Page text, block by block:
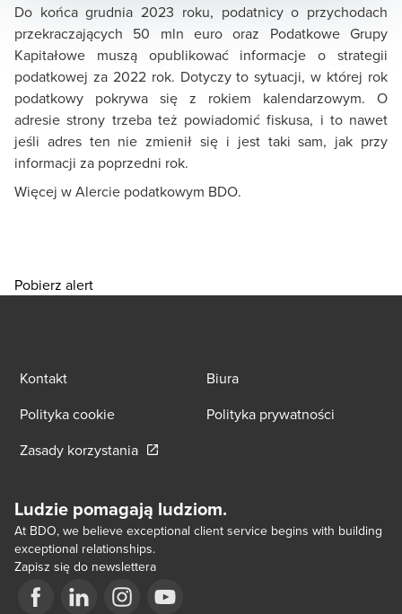
Do końca grudnia 2023 roku, podatnicy o przychodach
przekraczających 50 mln euro oraz Podatkowe Grupy
Kapitałowe muszą opublikować informacje o strategii
podatkowej za 2022 rok. Dotyczy to sytuacji, w której rok
podatkowy pokrywa się z rokiem kalendarzowym. O
adresie strony trzeba też powiadomić fiskusa, i to nawet
jeśli adres ten nie zmienił się i jest taki sam, jak przy
informacji za poprzedni rok.
Więcej w Alercie podatkowym BDO.
Rafał Kowalski
Partner Zarządzający Działem Doradztwa
Podatkowego, doradca podatkowy, prokurent
Pobierz alert
Kontakt
Biura
Polityka cookie
Polityka prywatności
Zasady korzystaniaOpens in a new window/tab
Ludzie pomagają ludziom.
At BDO, we believe exceptional client service begins with building
exceptional relationships.
Zapisz się do newslettera